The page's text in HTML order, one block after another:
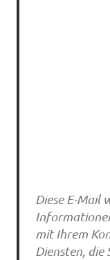
Diese E-Mail
mit Ihrem
Diensten,